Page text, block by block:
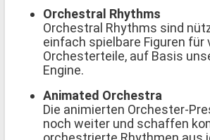
Orchestral Rhythms
Orchestral Rhythms sind
einfach spielbare Figuren für
Orchesterteile, auf Basis
Engine.
Animated Orchestra
Die animierten Orchester-
noch weiter und schaffen